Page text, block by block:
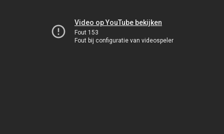
Video op YouTube bekijken
Fout 153
Fout bij configuratie van videospeler